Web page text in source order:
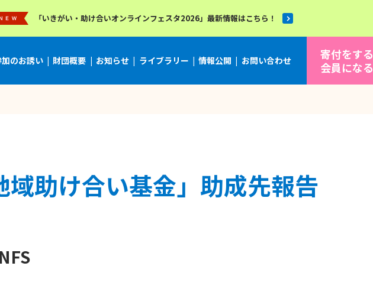
「いきがい・助け合いオンラインフェスタ2026」最新情報はこちら！
のお誘い 財団概要 お知らせ ライブラリー 情報公開 お問い合わせ
寄付をする
会員になる
域助け合い基金」助成先報告